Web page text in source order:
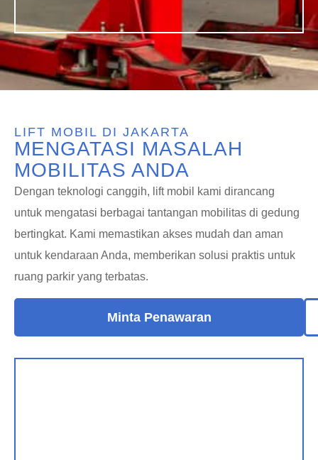
LIFT MOBIL DI JAKARTA
MENGATASI MASALAH
MOBILITAS ANDA
Dengan teknologi canggih, lift mobil kami dirancang
untuk mengatasi berbagai tantangan mobilitas di gedung
bertingkat. Kami memastikan akses mudah dan aman
untuk kendaraan Anda, memberikan solusi praktis untuk
ruang parkir yang terbatas.
Minta Penawaran